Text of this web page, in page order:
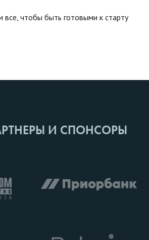
все, чтобы быть готовыми к старту
И СПОНСОРЫ